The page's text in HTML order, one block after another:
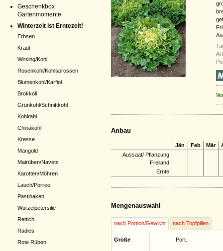
Geschenkbox
Gartenmomente
Winterzeit ist Erntezeit!
Erbsen
Kraut
Wirsing/Kohl
Rosenkohl/Kohlsprossen
Blumenkohl/Karfiol
Brokkoli
Grünkohl/Schnittkohl
Kohlrabi
Chinakohl
Kresse
Mangold
Mairüben/Navets
Karotten/Möhren
Lauch/Porree
Pastinaken
Wurzelpetersilie
Rettich
Radies
Rote Rüben
Anbau
Jän Feb Mär
Aussaat/ Pflanzung
Freiland
Ernte
Mengenauswahl
nach Portion/Gewicht nach Topfpillen
Größe Port.